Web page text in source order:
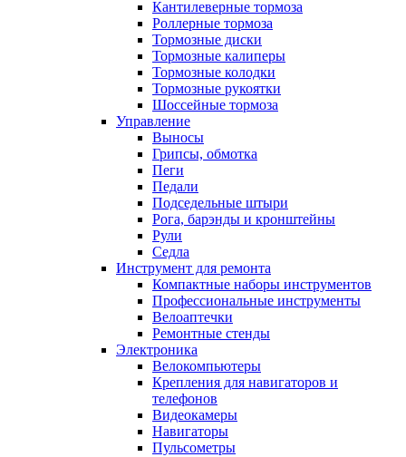
Кантилеверные тормоза
Роллерные тормоза
Тормозные диски
Тормозные калиперы
Тормозные колодки
Тормозные рукоятки
Шоссейные тормоза
Управление
Выносы
Грипсы, обмотка
Пеги
Педали
Подседельные штыри
Рога, барэнды и кронштейны
Рули
Седла
Инструмент для ремонта
Компактные наборы инструментов
Профессиональные инструменты
Велоаптечки
Ремонтные стенды
Электроника
Велокомпьютеры
Крепления для навигаторов и
телефонов
Видеокамеры
Навигаторы
Пульсометры